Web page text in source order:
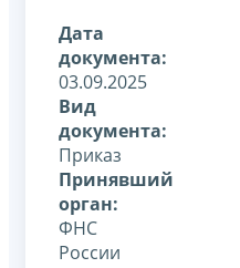
Дата
документа:
03.09.2025
Вид
документа:
Приказ
Принявший
орган:
ФНС
России